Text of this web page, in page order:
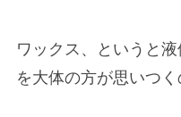
ワックス、というと
を大体の方が思いつく